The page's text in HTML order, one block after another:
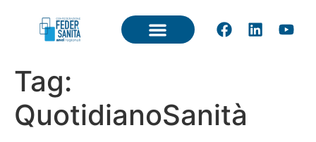
Tag:
QuotidianoSanità